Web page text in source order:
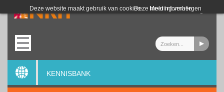
Deze website maakt gebruik van cookies. Meer informatie
Deze melding verbergen
Login
KENNISBANK